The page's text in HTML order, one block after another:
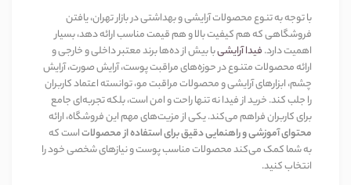
با توجه به تنوع محصولات آرایشی و بهداشتی در بازار تهران، یافتن
فروشگاهی که هم کیفیت بالا و هم قیمت مناسب ارائه دهد، بسیار
اهمیت دارد.فیدا آرایشیبا بیش از ده‌ها برند معتبر داخلی و خارجی و
ارائه محصولات متنوع در حوزه‌های مراقبت پوست، آرایش صورت، آرایش
چشم، ابزارهای آرایشی و محصولات مراقبت مو، توانسته اعتماد کاربران
را جلب کند. خرید از فیدا نه تنها راحت و امن است، بلکه تجربه‌ای جامع
برای کاربران فراهم می‌کند. یکی از مزیت‌های مهم این فروشگاه، ارائه
محتوای آموزشی و راهنمایی دقیق برای استفاده از محصولاتاست که
به شما کمک می‌کند محصولات مناسب پوست و نیازهای شخصی خود را
انتخاب کنید.